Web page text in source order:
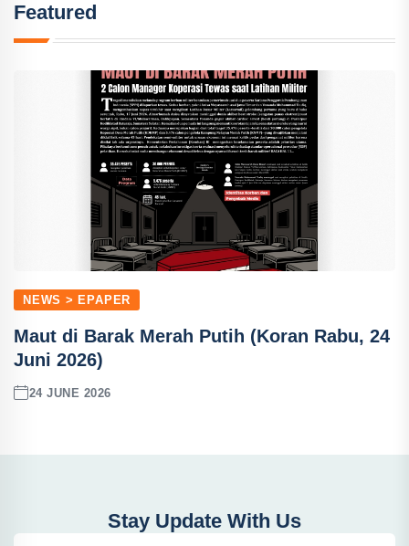
Featured
NEWS > EPAPER
Maut di Barak Merah Putih (Koran Rabu, 24
Juni 2026)
24 JUNE 2026
Stay Update With Us